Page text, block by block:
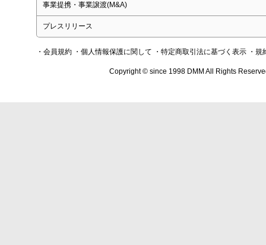
事業提携・事業譲渡(M&A)
プレスリリース
・会員規約 ・個人情報保護に関して ・特定商取引法に基づく表示 ・規
Copyright © since 1998 DMM All Rights